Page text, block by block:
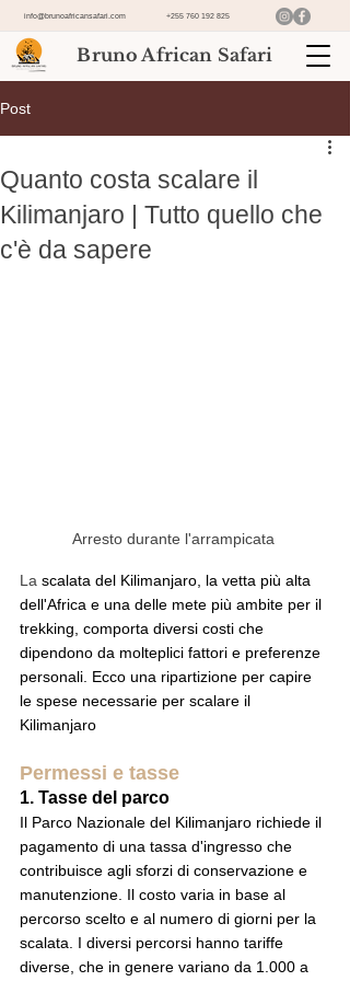
info@brunoafricansafari.com +255 760 192 825
Bruno African Safari
Post
Quanto costa scalare il
Kilimanjaro | Tutto quello che
c'è da sapere
Arresto durante l'arrampicata
La scalata del Kilimanjaro, la vetta più alta
dell'Africa e una delle mete più ambite per il
trekking, comporta diversi costi che
dipendono da molteplici fattori e preferenze
personali. Ecco una ripartizione per capire
le spese necessarie per scalare il
Kilimanjaro
Permessi e tasse
1. Tasse del parco
Il Parco Nazionale del Kilimanjaro richiede il
pagamento di una tassa d'ingresso che
contribuisce agli sforzi di conservazione e
manutenzione. Il costo varia in base al
percorso scelto e al numero di giorni per la
scalata. I diversi percorsi hanno tariffe
diverse, che in genere variano da 1.000 a